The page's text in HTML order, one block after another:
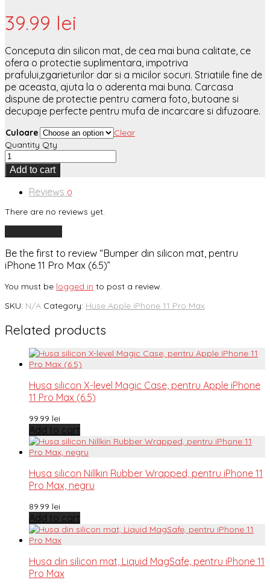
39.99 lei
Conceputa din silicon mat, de cea mai buna calitate, ce
ofera o protectie suplimentara, impotriva
prafului,zgarieturilor dar si a micilor socuri. Striatiile fine de
pe aceasta, ajuta la o aderenta mai buna. Carcasa
dispune de protectie pentru camera foto, butoane si
decupaje perfecte pentru mufa de incarcare si difuzoare.
Culoare
Clear
Quantity Qty
Add to cart
Reviews 0
There are no reviews yet.
Be the first to review “Bumper din silicon mat, pentru
iPhone 11 Pro Max (6.5)”
You must be logged in to post a review.
SKU: N/A Category: Huse Apple iPhone 11 Pro Max
Related products
Husa silicon X-level Magic Case, pentru Apple iPhone
11 Pro Max (6.5)
99.99 lei
Add to cart
Husa silicon Nillkin Rubber Wrapped, pentru iPhone 11
Pro Max, negru
89.99 lei
Add to cart
Husa din silicon mat, Liquid MagSafe, pentru iPhone 11
Pro Max